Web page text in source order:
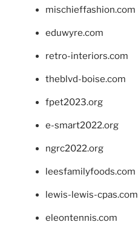
mischieffashion.com
eduwyre.com
retro-interiors.com
theblvd-boise.com
fpet2023.org
e-smart2022.org
ngrc2022.org
leesfamilyfoods.com
lewis-lewis-cpas.com
eleontennis.com